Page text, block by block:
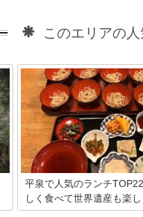
このエリアの
平泉で人気のランチ
しく食べて世界遺産も楽し